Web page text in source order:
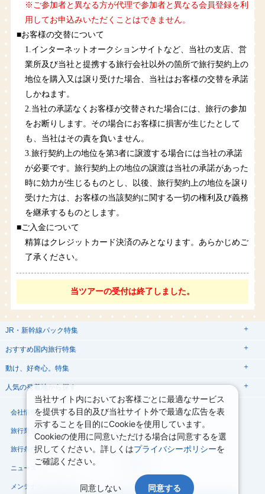
※ご参加者と異なる方が代理で参加者と異なる会員登録を利
用してお申込みいただくことはできません。
■お客様の交替について
1.インターネットオークションサイトなど、当社の支店、営
業所及び当社と提携する旅行会社以外の箇所で旅行契約上の
地位を購入又は譲り受けた場合、当社はお客様の交替を承諾
しかねます。
2.当社の承諾なくお客様が交替された場合には、旅行の参加
をお断りします。その場合にお客様に損害が生じたとして
も、当社はその責を負いません。
3.旅行契約上の地位を第3者に譲渡する場合には当社の承諾
が必要です。旅行契約上の地位の譲渡は当社の承諾があった
時に効力が生じるものとし、以後、旅行契約上の地位を譲り
受けた方は、お客様の当該契約に関する一切の権利及び義務
を継承するものとします。
■ご入金について
精算はクレジットカード決済のみとなります。あらかじめご
了承ください。
当ツアーの受付は終了しました。
JR・新幹線パック特集
tabiwaスペシャル
日帰りTrip
おすすめ国内旅行特集
ユニバーサル・スタジオ・ジャパンへの旅
贅沢時間 熊本
大阪
動け、好奇心。特集
西の日キャンペーン
こだわり企画 鉄道 京都 美酒旅 祭り花火 期間限定イベント
プラン
親子旅
演劇 イベント スポーツ 音楽
人気の発着地から探す
関西→金沢旅 関西→広島旅
関西→岡山旅 関西→博多旅
広島→大阪旅 広島→博多旅
広島→岡山旅
会社情報 プライバシーポリシー
旅行業登録票・約款 規約集
旅行条件書 商標について
ニュースリリース
メンテナンスのお知らせ サイトマップ
当社サイト内においてお客様ごとに最適なサービス
を提供する目的及び当社サイト外で最適な広告を表
示することを目的にCookieを使用しています。
Cookieの使用に同意いただける場合は同意するを選
択してください。詳しくはプライバシーポリシーを
ご確認ください。
同意しない 同意する